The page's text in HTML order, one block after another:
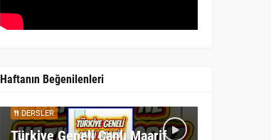
Haftanın Beğenilenleri
DERSLER
Türkiye Geneli Canlı Maarif